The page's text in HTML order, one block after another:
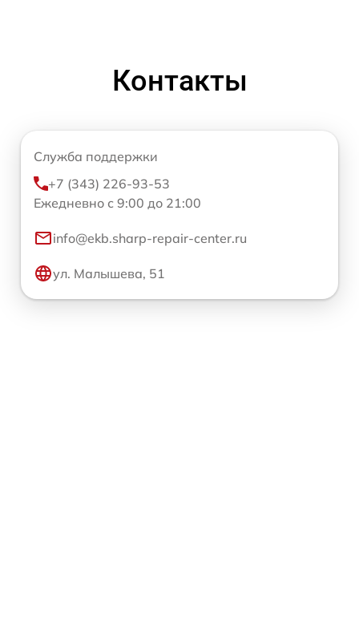
Контакты
Служба поддержки
+7 (343) 226-93-53
Ежедневно с 9:00 до 21:00
info@ekb.sharp-repair-center.ru
ул. Малышева, 51